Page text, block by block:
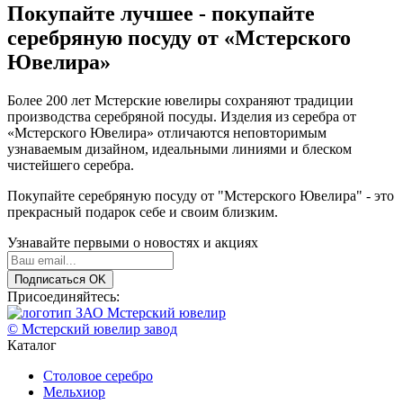
Покупайте лучшее - покупайте
серебряную посуду от «Мстерского
Ювелира»
Более 200 лет Мстерские ювелиры сохраняют традиции
производства серебряной посуды. Изделия из серебра от
«Мстерского Ювелира» отличаются неповторимым
узнаваемым дизайном, идеальными линиями и блеском
чистейшего серебра.
Покупайте серебряную посуду от "Мстерского Ювелира" - это
прекрасный подарок себе и своим близким.
Узнавайте первыми о новостях и акциях
Подписаться OK
Присоединяйтесь:
© Мстерский ювелир завод
Каталог
Столовое серебро
Мельхиор